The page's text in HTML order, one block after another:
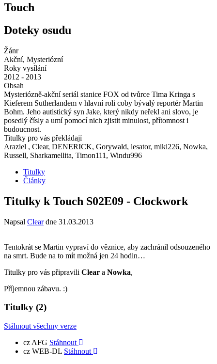
Touch
Doteky osudu
Žánr
Akční, Mysteriózní
Roky vysílání
2012 - 2013
Obsah
Mysteriózně-akční seriál stanice FOX od tvůrce Tima Kringa s
Kieferem Sutherlandem v hlavní roli coby bývalý reportér Martin
Bohm. Jeho autistický syn Jake, který nikdy neřekl ani slovo, je
posedlý čísly a umí pomocí nich zjistit minulost, přítomnost i
budoucnost.
Titulky pro vás překládají
Araziel , Clear, DENERICK, Gorywald, lesator, miki226, Nowka,
Russell, Sharkamellita, Timon111, Windu996
Titulky
Články
Titulky k Touch S02E09 - Clockwork
Napsal Cleardne 31.03.2013
Tentokrát se Martin vypraví do věznice, aby zachránil odsouzeného
na smrt. Bude na to mít možná jen 24 hodin…
Titulky pro vás připravili Clear a Nowka,
Příjemnou zábavu. :)
Titulky (2)
Stáhnout všechny verze
cz AFG Stáhnout
cz WEB-DL Stáhnout